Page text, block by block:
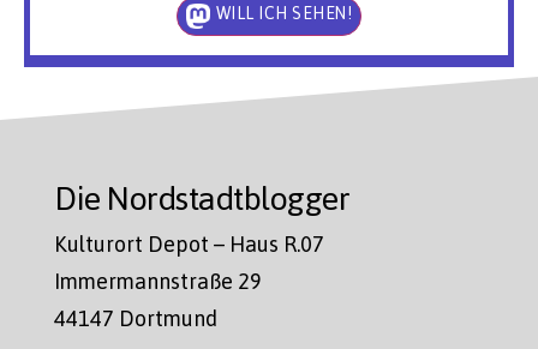
WILL ICH SEHEN!
Die Nordstadtblogger
Kulturort Depot – Haus R.07
Immermannstraße 29
44147 Dortmund